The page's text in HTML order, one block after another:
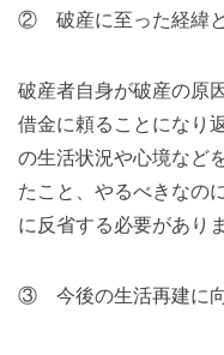
② 破産に至った経緯
破産者自身が破産の原
借金に頼ることになり
の生活状況や心境など
たこと、やるべきなの
に反省する必要があり
③ 今後の生活再建に